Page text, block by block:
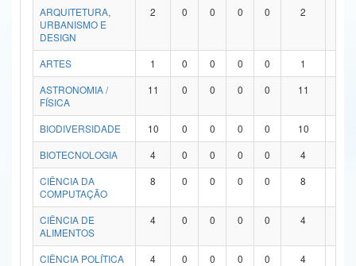
Ministério da Mulher, da Família e dos Direitos Humanos
Secretaria de Governo
Advocacia-Geral da União
Banco Central do Brasil
ARQUITETURA,
URBANISMO E
DESIGN
2 0 0 0 0 2
ARTES 1 0 0 0 0 1
ASTRONOMIA /
FÍSICA
11 0 0 0 0 11
BIODIVERSIDADE 10 0 0 0 0 10
BIOTECNOLOGIA
4 0 0 0 0 4
CIÊNCIA DA
COMPUTAÇÃO
8 0 0 0 0 8
CIÊNCIA DE
ALIMENTOS
4 0 0 0 0 4
CIÊNCIA POLÍTICA
4 0 0 0 0 4